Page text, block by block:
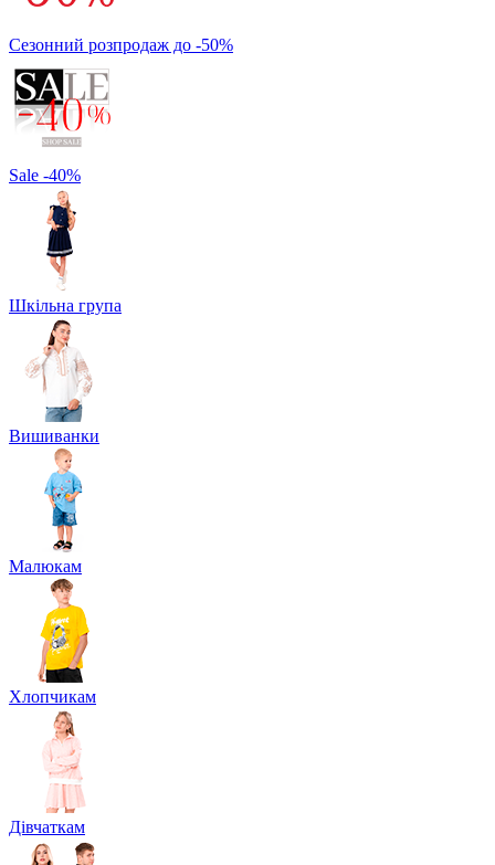
Сезонний розпродаж до -50%
Sale -40%
Шкільна група
Вишиванки
Малюкам
Хлопчикам
Дівчаткам